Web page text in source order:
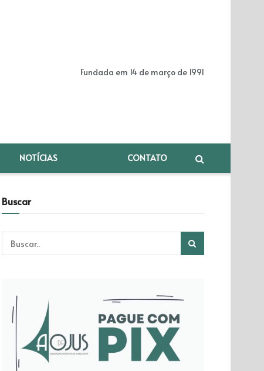
Fundada em 14 de março de 1991
NOTÍCIAS CONTATO
Buscar